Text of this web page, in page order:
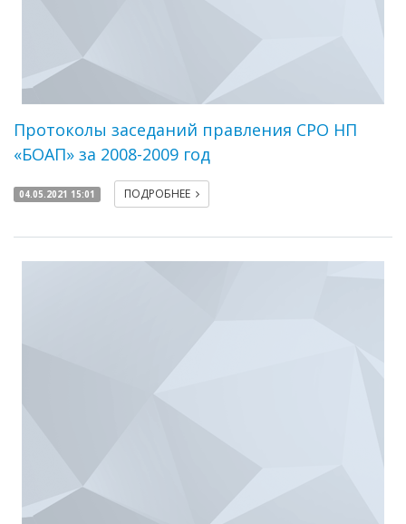
Протоколы заседаний правления СРО НП
«БОАП» за 2008-2009 год
04.05.2021 15:01 ПОДРОБНЕЕ